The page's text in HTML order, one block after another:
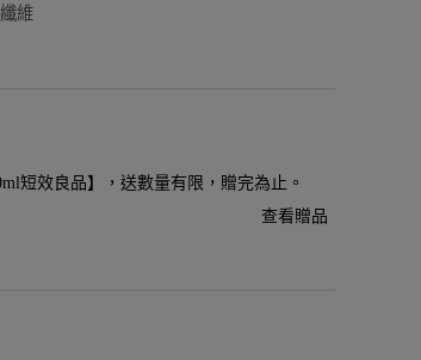
維
短效良品】，送數量有限，贈完為止。
查看贈品